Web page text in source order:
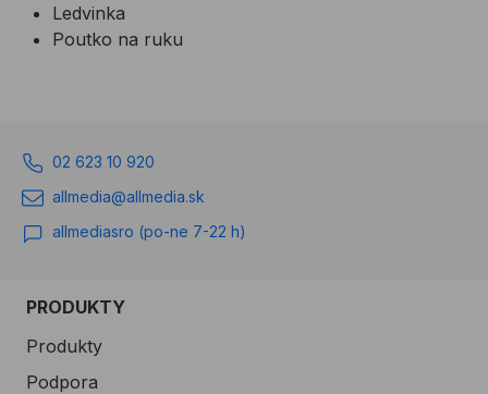
Ledvinka
Poutko na ruku
02 623 10 920
allmedia@allmedia.sk
allmediasro (po-ne 7-22 h)
PRODUKTY
Produkty
Podpora